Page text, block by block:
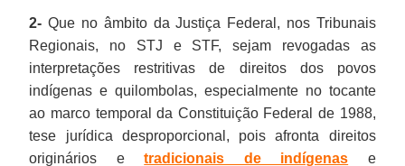
2- Que no âmbito da Justiça Federal, nos Tribunais
Regionais, no STJ e STF, sejam revogadas as
interpretações restritivas de direitos dos povos
indígenas e quilombolas, especialmente no tocante
ao marco temporal da Constituição Federal de 1988,
tese jurídica desproporcional, pois afronta direitos
originários etradicionais de indígenas e